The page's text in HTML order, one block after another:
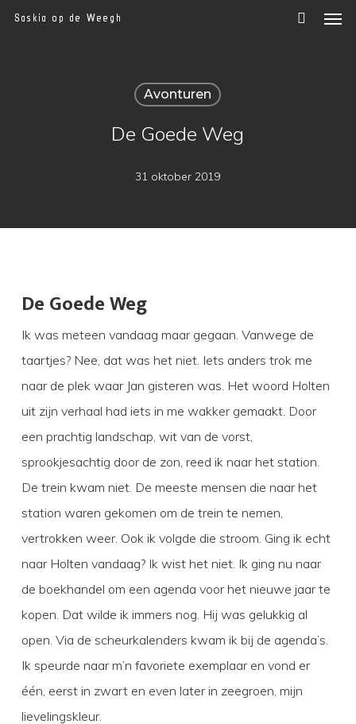
SkipSaskia op de Weegh
Avonturen
De Goede Weg
31 oktober 2019
De Goede Weg
Ik was meteen vandaag maar gegaan. Vanwege de
taartjes? Nee, dat was het niet. Iets anders trok me
naar de plek waar Jan gisteren was. Het woord Holten
uit zijn verhaal had iets in me wakker gemaakt. Door
een prachtig landschap, wit van de vorst,
sprookjesachtig door de zon, reed ik naar het station.
De trein kwam niet. De meeste mensen die naar het
station waren gekomen om de trein te nemen,
vertrokken weer. Ook ik volgde die stroom. Ging ik echt
naar Holten vandaag? Ik wist het niet. Ik ging nu naar
de boekhandel om een agenda voor het nieuwe jaar te
kopen. Dat wilde ik immers nog. Hij was gelukkig al
open. Via de scheurkalenders kwam ik bij de agenda’s.
Ik speurde naar m’n favoriete exemplaar en vond er
één, eerst in zwart en even later in zeegroen, mijn
lievelingskleur.